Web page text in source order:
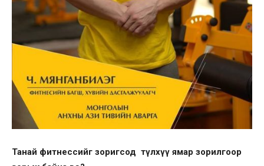
Танай фитнессийг зоригсод түлхүү ямар зорилгоор